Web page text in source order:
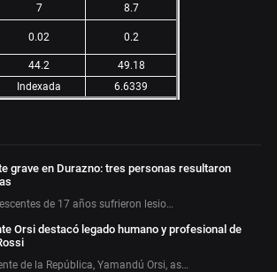
7 8.7
0.02 0.2
44.2
49.18
Indexada 6.6339
grave en Durazno: tres personas resultaron
de 17 años sufrieron lesio…
Orsi destacó legado humano y profesional de
de la República, Yamandú Orsi, as…